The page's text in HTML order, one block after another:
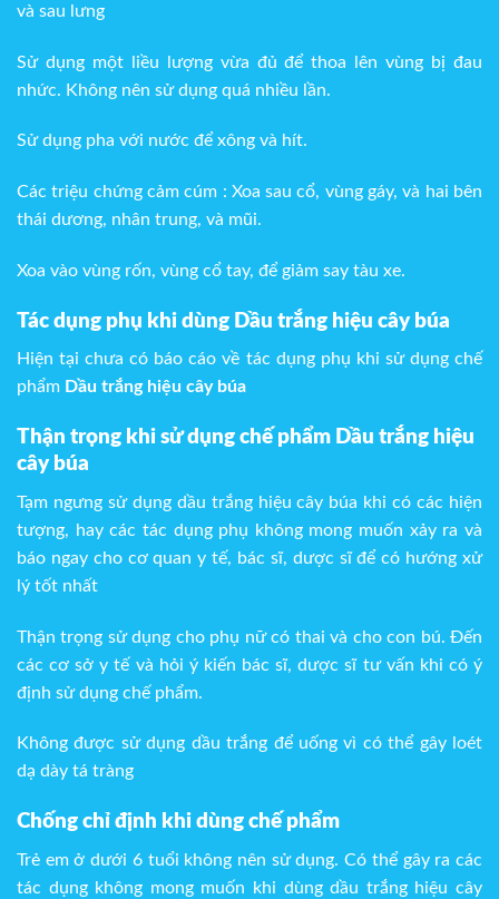
và sau lưng
Sử dụng một liều lượng vừa đủ để thoa lên vùng bị đau
nhức. Không nên sử dụng quá nhiều lần.
Sử dụng pha với nước để xông và hít.
Các triệu chứng cảm cúm : Xoa sau cổ, vùng gáy, và hai bên
thái dương, nhân trung, và mũi.
Xoa vào vùng rốn, vùng cổ tay, để giảm say tàu xe.
Tác dụng phụ khi dùng Dầu trắng hiệu cây búa
Hiện tại chưa có báo cáo về tác dụng phụ khi sử dụng chế
phẩm Dầu trắng hiệu cây búa
Thận trọng khi sử dụng chế phẩm Dầu trắng hiệu
cây búa
Tạm ngưng sử dụng dầu trắng hiệu cây búa khi có các hiện
tượng, hay các tác dụng phụ không mong muốn xảy ra và
báo ngay cho cơ quan y tế, bác sĩ, dược sĩ để có hướng xử
lý tốt nhất
Thận trọng sử dụng cho phụ nữ có thai và cho con bú. Đến
các cơ sở y tế và hỏi ý kiến bác sĩ, dược sĩ tư vấn khi có ý
định sử dụng chế phẩm.
Không được sử dụng dầu trắng để uống vì có thể gây loét
dạ dày tá tràng
Chống chỉ định khi dùng chế phẩm
Trẻ em ở dưới 6 tuổi không nên sử dụng. Có thể gây ra các
tác dụng không mong muốn khi dùng dầu trắng hiệu cây